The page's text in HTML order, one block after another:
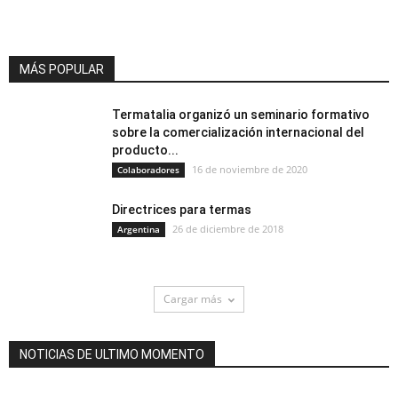
MÁS POPULAR
Termatalia organizó un seminario formativo
sobre la comercialización internacional del
producto...
Colaboradores 16 de noviembre de 2020
Directrices para termas
Argentina 26 de diciembre de 2018
Cargar más
NOTICIAS DE ULTIMO MOMENTO